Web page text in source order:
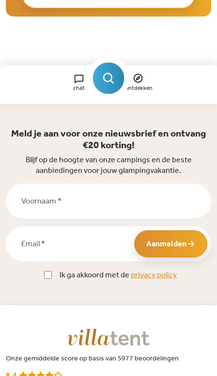
chat Ontdekken
Meld je aan voor onze nieuwsbrief en ontvang
€20 korting!
Blijf op de hoogte van onze campings en de beste
aanbiedingen voor jouw glampingvakantie.
Aanmelden
Ik ga akkoord met de privacy policy
Onze gemiddelde score op basis van 5977 beoordelingen